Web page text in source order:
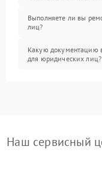
Выполняете ли вы
лиц?
Какую документацию
для юридических лиц?
Наш сервисный